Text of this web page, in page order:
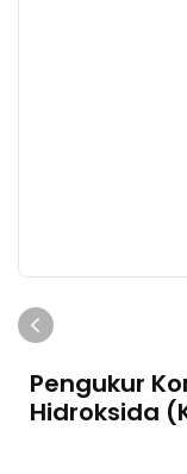
Pengukur
Hidroksida